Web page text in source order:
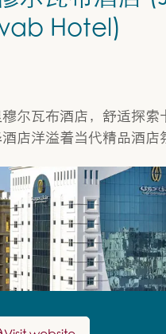
Hotel)
5 星制评分），依据为
尔瓦布酒店，舒适探索
店洋溢着当代精品酒店